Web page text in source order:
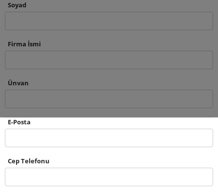
Soyad
Firma İsmi
Ünvan
E-Posta
Cep Telefonu